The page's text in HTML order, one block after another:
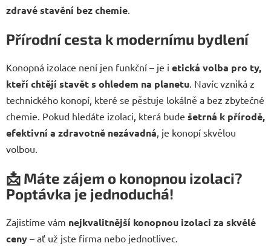
zdravé stavění bez chemie.
Přírodní cesta k modernímu bydlení
Konopná izolace není jen funkční – je i etická volba pro ty,
kteří chtějí stavět s ohledem na planetu. Navíc vzniká z
technického konopí, které se pěstuje lokálně a bez zbytečné
chemie. Pokud hledáte izolaci, která bude šetrná k přírodě,
efektivní a zdravotně nezávadná, je konopí skvělou
volbou.
📩 Máte zájem o konopnou izolaci?
Poptávka je jednoduchá!
Zajistíme vám nejkvalitnější konopnou izolaci za skvělé
ceny – ať už jste firma nebo jednotlivec.